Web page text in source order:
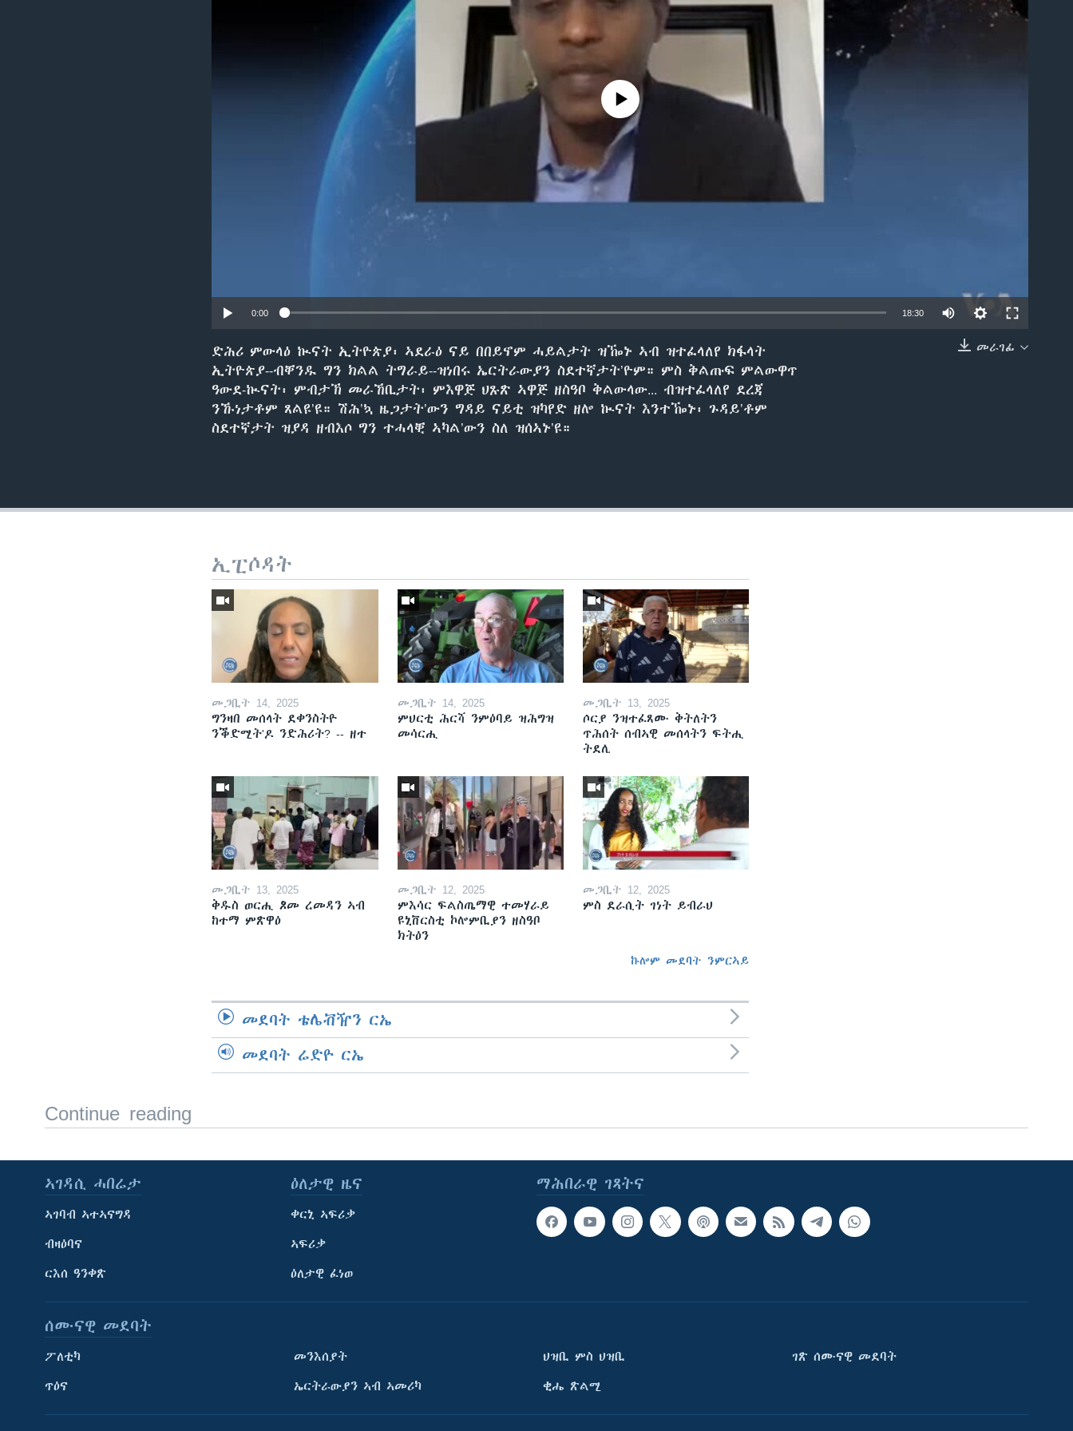
No media source currently available
0:00 18:30
መራገፊ
ድሕሪ ምውላዕ ኲናት ኢትዮጵያ፡ ኣደራዕ ናይ በበይኖም ሓይልታት ዝዀኑ ኣብ ዝተፈላለየ ክፋላት
ኢትዮጵያ--ብቐንዱ ግን ክልል ትግራይ--ዝነበሩ ኤርትራውያን ስደተኛታት’ዮም። ምስ ቅልጡፍ ምልውዋጥ
ዓውደ-ኲናት፡ ምብታኽ መራኸቢታት፡ ምእዋጅ ህጹጽ ኣዋጅ ዘስዓቦ ቅልውላው... ብዝተፈላለየ ደረጃ
ንኹነታቶም ጸልዩ’ዩ። ሽሕ’ኳ ዜጋታት’ውን ግዳይ ናይቲ ዝካየድ ዘሎ ኲናት እንተዀኑ፡ ጉዳይ’ቶም
ስደተኛታት ዝያዳ ዘብእሶ ግን ተሓላቒ ኣካል’ውን ስለ ዝሰኣኑ’ዩ።
ኢፒሶዳት
መጋቢት 14, 2025
ግንዛበ መሰላት ደቀንስትዮ
ንቕድሚት'ዶ ንድሕሪት? -- ዘተ
መጋቢት 14, 2025
ምህርቲ ሕርሻ ንምዕባይ ዝሕግዝ
መሳርሒ
መጋቢት 13, 2025
ሶርያ ንዝተፈጸሙ ቅትለትን
ጥሕሰት ሰብኣዊ መሰላትን ፍትሒ
ትደሊ
መጋቢት 13, 2025
ቅዱስ ወርሒ ጾመ ረመዳን ኣብ
ከተማ ምጽዋዕ
መጋቢት 12, 2025
ምእሳር ፍልስጤማዊ ተመሃራይ
ዩኒቨርስቲ ኮሎምቢያን ዘስዓቦ
ክትዕን
መጋቢት 12, 2025
ምስ ደራሲት ገነት ይብራህ
ኩሎም መደባት ንምርኣይ
መደባት ቴሌቭዥን ርኤ
መደባት ሬድዮ ርኤ
Continue reading
ማሕበራዊ ገጻትና
ኣገዳሲ ሓበሬታ
ኣገባብ ኣተኣናግዳ
ብዛዕባና
ርእሰ ዓንቀጽ
ዕለታዊ ዜና
ቀርኒ ኣፍሪቃ
ኣፍሪቃ
ዕለታዊ ፈነወ
ሰሙናዊ መደባት
ፖለቲካ
ጥዕና
መንእሰያት
ኤርትራውያን ኣብ ኣመሪካ
ህዝቢ ምስ ህዝቢ
ቂሔ ጽልሚ
ገጽ ሰሙናዊ መደባት